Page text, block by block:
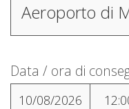
Aeroporto di
Data / ora di
10/08/2026